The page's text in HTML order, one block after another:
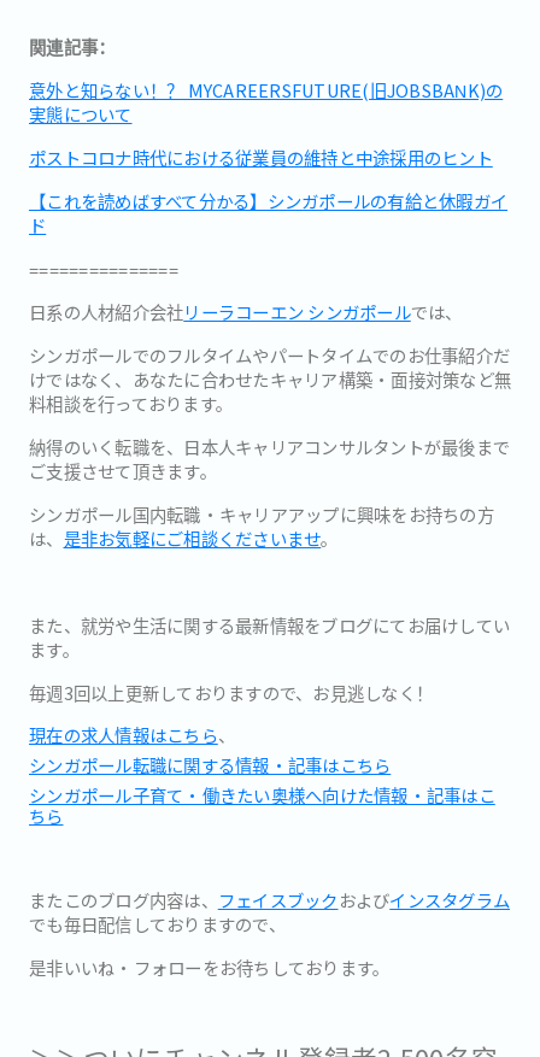
関連記事：
意外と知らない！？ MYCAREERSFUTURE(旧JOBSBANK)の
実態について
ポストコロナ時代における従業員の維持と中途採用のヒント
【これを読めばすべて分かる】シンガポールの有給と休暇ガイ
ド
===============
日系の人材紹介会社リーラコーエン シンガポールでは、
シンガポールでのフルタイムやパートタイムでのお仕事紹介だ
けではなく、あなたに合わせたキャリア構築・ 面接対策など無
料相談を行っております。
納得のいく転職を、 日本人キャリアコンサルタントが最後まで
ご支援させて頂きます。
シンガポール国内転職・キャリアアップに興味をお持ちの方
は、 是非お気軽にご相談くださいませ。
また、 就労や生活に関する最新情報をブログにてお届けしてい
ます。
毎週3回以上更新しておりますので、お見逃しなく！
現在の求人情報はこちら、
シンガポール転職に関する情報・記事はこちら
シンガポール子育て・働きたい奥様へ向けた情報・記事はこ
ちら
またこのブログ内容は、 フェイスブックおよびインスタグラム
でも毎日配信しておりますので、
是非いいね・フォローをお待ちしております。